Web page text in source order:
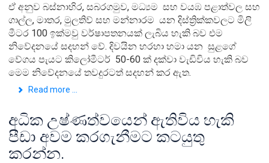
ඒ අනුව බස්නාහිර, සබරගමුව, මධ්‍යම සහ වයඹ පළාත්වල සහ
ගාල්ල, මාතර, මුලතිව් සහ මන්නාරම යන දිස්ත්‍රික්කවලට මිලි
මීටර 100 ඉක්මවු වර්ෂාපතනයක් ලැබිය හැකි බව එම
නිවේදනයේ සදහන් වේ. දිවයින හරහා හමා යන සුළගේ
වේගය පැයට කිලෝමීටර් 50-60 ක් දක්වා වැඩිවිය හැකි බව
මෙම නිවේදනයේ තවදුරටත් සදහන් කර ඇත.
Read more ...
අධික උෂ්ණත්වයෙන් ඇතිවිය හැකි
පීඩා අවම කරගැනීමට කටයුතු
කරන්න.